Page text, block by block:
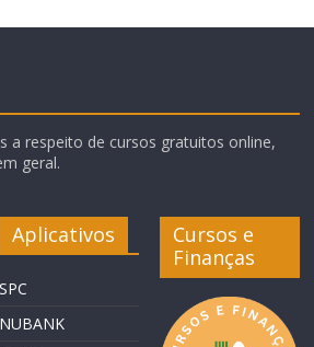
a respeito de cursos gratuitos online,
geral.
Aplicativos
SPC
NUBANK
Cursos e
Finanças